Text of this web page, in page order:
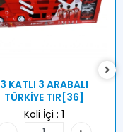
3 KATLI 3 ARABALI
TÜRKİYE TIR[36]
Koli İçi : 1